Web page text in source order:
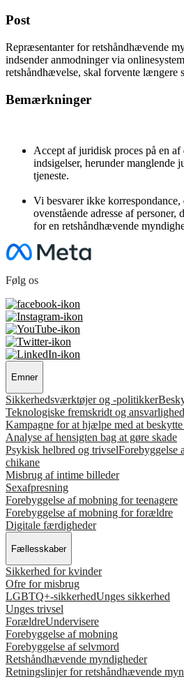
Post
Repræsentanter for retshåndhævende
indsender anmodninger via
retshåndhævelse, skal forvente længere
Bemærkninger
Accept af juridisk proces på en
indsigelser, herunder manglende
tjeneste.
Vi besvarer ikke korrespondance,
ovenstående adresse af
for en retshåndhævende
Følg os
Emner
Sikkerhedsværktøjer og -politikker
Teknologiske fremskridt og ansvarlighed
Kampagne for at hjælpe med at
Analyse af hensigten bag at gøre skade
Psykisk helbred og trivselForebyggelse
chikane
Misbrug af intime billeder
Sexafpresning
Forebyggelse af mobning for teenagere
Forebyggelse af mobning for forældre
Digitale færdigheder
Fællesskaber
Sikkerhed for kvinder
Ofre for misbrug
LGBTQ+-sikkerhedUnges sikkerhed
Unges trivsel
ForældreUndervisere
Forebyggelse af mobning
Forebyggelse af selvmord
Retshåndhævende myndigheder
Retningslinjer for retshåndhævende